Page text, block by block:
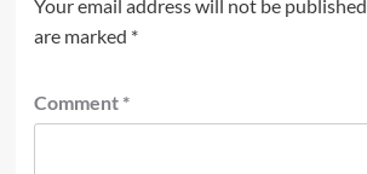
Your email address will not be published.
are marked *
Comment *